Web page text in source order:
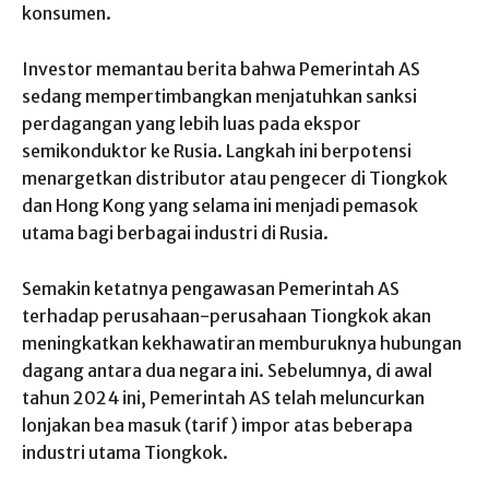
konsumen.
Investor memantau berita bahwa Pemerintah AS
sedang mempertimbangkan menjatuhkan sanksi
perdagangan yang lebih luas pada ekspor
semikonduktor ke Rusia. Langkah ini berpotensi
menargetkan distributor atau pengecer di Tiongkok
dan Hong Kong yang selama ini menjadi pemasok
utama bagi berbagai industri di Rusia.
Semakin ketatnya pengawasan Pemerintah AS
terhadap perusahaan-perusahaan Tiongkok akan
meningkatkan kekhawatiran memburuknya hubungan
dagang antara dua negara ini. Sebelumnya, di awal
tahun 2024 ini, Pemerintah AS telah meluncurkan
lonjakan bea masuk (tarif) impor atas beberapa
industri utama Tiongkok.